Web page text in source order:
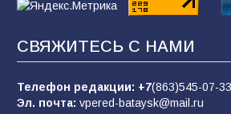
«Слухами Москву не
отчаяние, а не разведка
81 02.08.2026
СВЯЖИТЕСЬ С НАМИ
Телефон редакции: +7(863)545-07-
Эл. почта: vpered-bataysk@mail.ru